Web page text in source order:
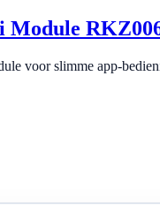
voor slimme app-